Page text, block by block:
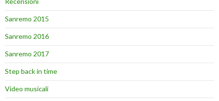
Sanremo 2015
Sanremo 2016
Sanremo 2017
Step back in time
Video musicali